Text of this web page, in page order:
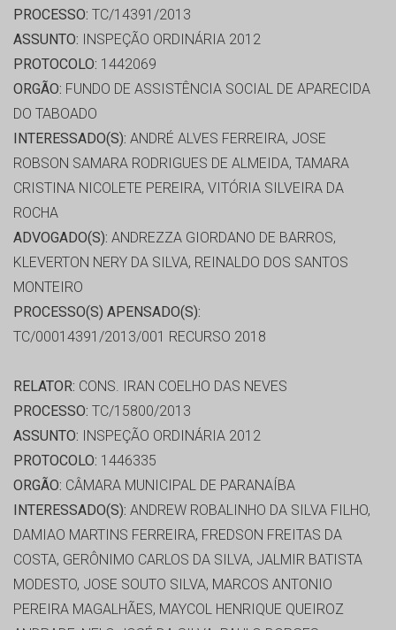
PROCESSO: TC/14391/2013
ASSUNTO: INSPEÇÃO ORDINÁRIA 2012
PROTOCOLO: 1442069
ORGÃO: FUNDO DE ASSISTÊNCIA SOCIAL DE APARECIDA
DO TABOADO
INTERESSADO(S): ANDRÉ ALVES FERREIRA, JOSE
ROBSON SAMARA RODRIGUES DE ALMEIDA, TAMARA
CRISTINA NICOLETE PEREIRA, VITÓRIA SILVEIRA DA
ROCHA
ADVOGADO(S): ANDREZZA GIORDANO DE BARROS,
KLEVERTON NERY DA SILVA, REINALDO DOS SANTOS
MONTEIRO
PROCESSO(S) APENSADO(S):
TC/00014391/2013/001 RECURSO 2018
RELATOR: CONS. IRAN COELHO DAS NEVES
PROCESSO: TC/15800/2013
ASSUNTO: INSPEÇÃO ORDINÁRIA 2012
PROTOCOLO: 1446335
ORGÃO: CÂMARA MUNICIPAL DE PARANAÍBA
INTERESSADO(S): ANDREW ROBALINHO DA SILVA FILHO,
DAMIAO MARTINS FERREIRA, FREDSON FREITAS DA
COSTA, GERÔNIMO CARLOS DA SILVA, JALMIR BATISTA
MODESTO, JOSE SOUTO SILVA, MARCOS ANTONIO
PEREIRA MAGALHÃES, MAYCOL HENRIQUE QUEIROZ